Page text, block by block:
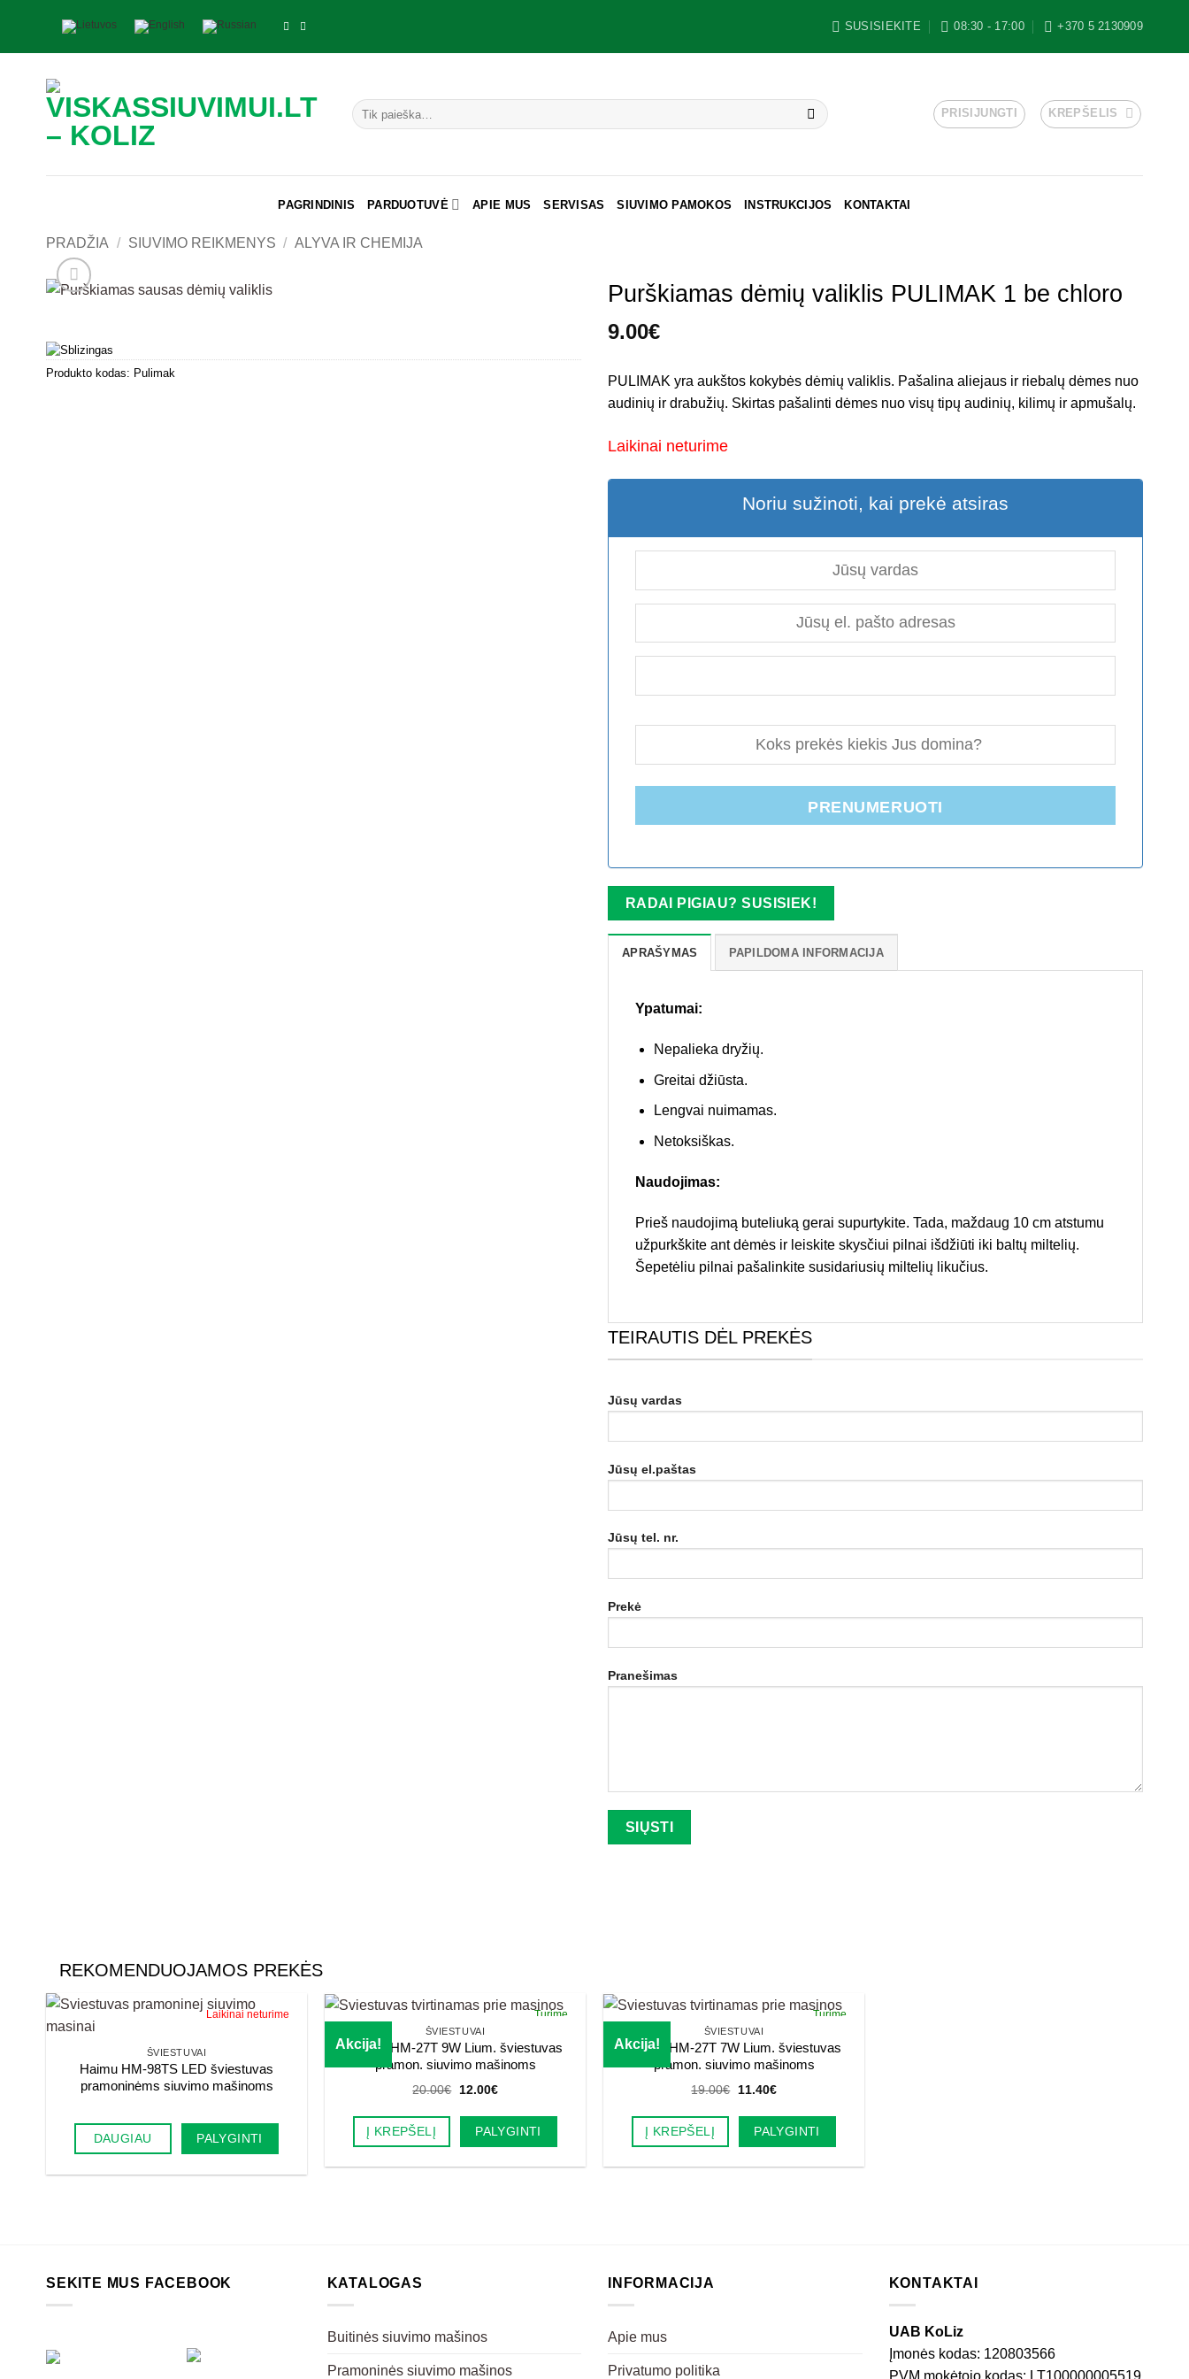
content
SUSISIEKITE 08:30 - 17:00 +370 5 2130909
Ieškoti: PRISIJUNGTI KREPŠELIS
PAGRINDINIS PARDUOTUVĖ APIE MUS SERVISAS SIUVIMO PAMOKOS INSTRUKCIJOS KONTAKTAI
PRADŽIA / SIUVIMO REIKMENYS / ALYVA IR CHEMIJA
Produkto kodas: Pulimak
Purškiamas dėmių valiklis PULIMAK 1 be chloro
9.00€
PULIMAK yra aukštos kokybės dėmių valiklis. Pašalina aliejaus ir riebalų dėmes nuo
audinių ir drabužių. Skirtas pašalinti dėmes nuo visų tipų audinių, kilimų ir apmušalų.
Laikinai neturime
Noriu sužinoti, kai prekė atsiras
PRENUMERUOTI
RADAI PIGIAU? SUSISIEK!
APRAŠYMAS PAPILDOMA INFORMACIJA
Ypatumai:
Nepalieka dryžių.
Greitai džiūsta.
Lengvai nuimamas.
Netoksiškas.
Naudojimas:
Prieš naudojimą buteliuką gerai supurtykite. Tada, maždaug 10 cm atstumu
užpurkškite ant dėmės ir leiskite skysčiui pilnai išdžiūti iki baltų miltelių.
Šepetėliu pilnai pašalinkite susidariusių miltelių likučius.
TEIRAUTIS DĖL PREKĖS
Jūsų vardas
Jūsų el.paštas
Jūsų tel. nr.
Prekė
Pranešimas
REKOMENDUOJAMOS PREKĖS
Laikinai neturime
ŠVIESTUVAI
Haimu HM-98TS LED šviestuvas
pramoninėms siuvimo mašinoms
DAUGIAU PALYGINTI
Akcija!
Turime
ŠVIESTUVAI
Haimu HM-27T 9W Lium. šviestuvas
pramon. siuvimo mašinoms
20.00€
Original
was:
20.00€.
12.00€Current
is:
12.00€.
Į KREPŠELĮ PALYGINTI
Akcija!
Turime
ŠVIESTUVAI
Haimu HM-27T 7W Lium. šviestuvas
pramon. siuvimo mašinoms
19.00€
Original
was:
19.00€.
11.40€Current
is:
11.40€.
Į KREPŠELĮ PALYGINTI
SEKITE MUS FACEBOOK KATALOGAS
Buitinės siuvimo mašinos
Pramoninės siuvimo mašinos
INFORMACIJA
Apie mus
Privatumo politika
KONTAKTAI
UAB KoLiz
Įmonės kodas: 120803566
PVM mokėtojo kodas: LT100000005519